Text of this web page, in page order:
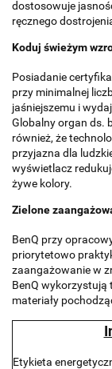
dostosowuje
ręcznego
Koduj świeżym
Posiadanie
przy minimalnej
jaśniejszemu i
Globalny organ ds.
również, że
przyjazna dla
wyświetlacz
żywe kolory.
Zielone
BenQ przy
priorytetowo
zaangażowanie w
BenQ wykorzystują
materiały
Etykieta